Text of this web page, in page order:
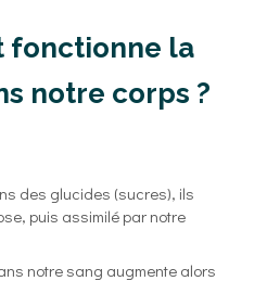
fonctionne la
notre corps ?
des glucides (sucres), ils
puis assimilé par notre
notre sang augmente alors